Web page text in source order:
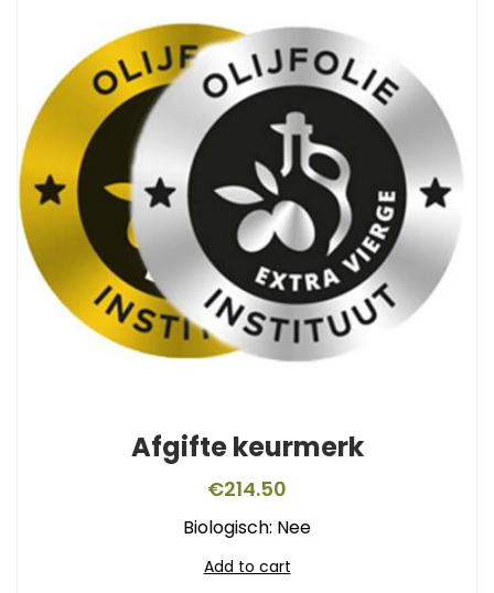
Afgifte keurmerk
€214.50
Biologisch: Nee
Add to cart